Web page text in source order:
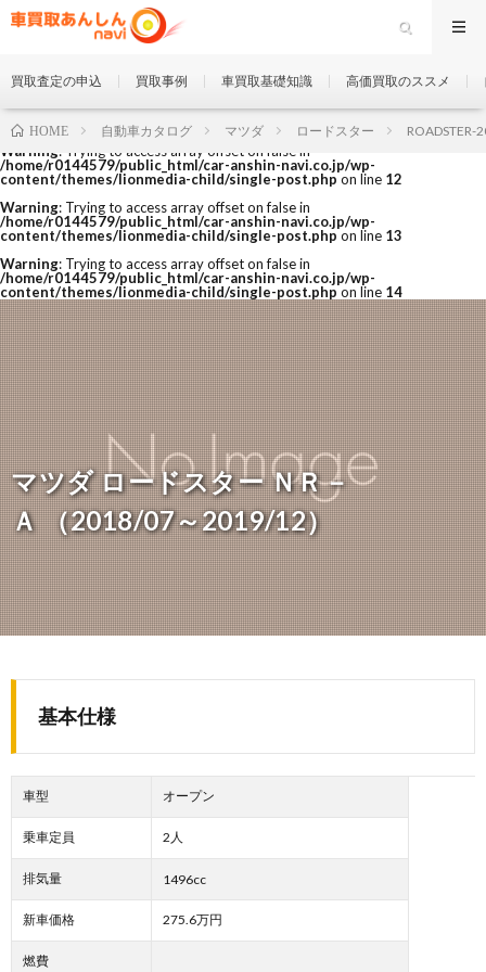
Warning: Trying to access array offset on false in
/home/r0144579/public_html/car-anshin-navi.co.jp/wp-
content/themes/lionmedia-child/single-post.php on line 12
Warning: Trying to access array offset on false in
/home/r0144579/public_html/car-anshin-navi.co.jp/wp-
content/themes/lionmedia-child/single-post.php on line 13
Warning: Trying to access array offset on false in
/home/r0144579/public_html/car-anshin-navi.co.jp/wp-
content/themes/lionmedia-child/single-post.php on line 14
買取査定の申込 買取事例 車買取基礎知識 高価買取のススメ
マツダ ロードスター ＮＲ－
Ａ （2018/07～2019/12）
HOME 自動車カタログ マツダ ロードスター ROADSTER-
基本仕様
車型 オープン
乗車定員 2人
排気量 1496cc
新車価格 275.6万円
燃費